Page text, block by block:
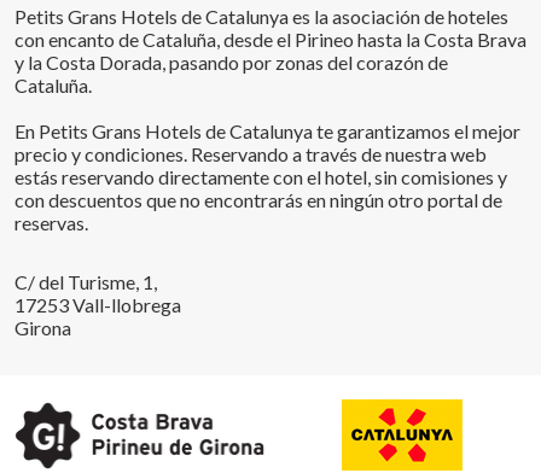
Petits Grans Hotels de Catalunya es la asociación de hoteles
con encanto de Cataluña, desde el Pirineo hasta la Costa Brava
y la Costa Dorada, pasando por zonas del corazón de
Cataluña.
En Petits Grans Hotels de Catalunya te garantizamos el mejor
precio y condiciones. Reservando a través de nuestra web
estás reservando directamente con el hotel, sin comisiones y
con descuentos que no encontrarás en ningún otro portal de
reservas.
C/ del Turisme, 1,
17253 Vall-llobrega
Girona